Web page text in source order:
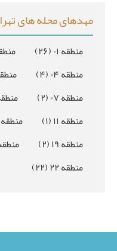
مهدهای محله های
منطقه ۰۱ (۲۶)
منطقه ۰۴
(۴)
منطقه ۰۷
(۲) منطقه
منطقه ۱۱ (۱) منطقه ۱۷
منطقه ۱۹
(۲) منطقه
منطقه ۲۲
(۲۲)